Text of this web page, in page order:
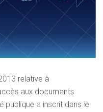
relative à
aux documents
publique a inscrit dans le